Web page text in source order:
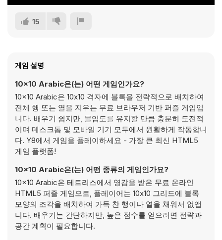
15
게임 설명
10x10 Arabic은(는) 어떤 게임인가요?
10x10 Arabic은 10x10 격자에 블록을 전략적으로 배치하여
전체 행 또는 열을 지우는 무료 브라우저 기반 퍼즐 게임입
니다. 배우기 쉽지만, 몰입도를 유지할 만큼 충분히 도전적
이며 데스크톱 및 모바일 기기 모두에서 원활하게 작동합니
다. Y8에서 게임을 플레이하세요 - 가장 큰 최신 HTML5
게임 플랫폼!
10x10 Arabic은(는) 어떤 종류의 게임인가요?
10x10 Arabic은 테트리스에서 영감을 받은 무료 온라인
HTML5 퍼즐 게임으로, 플레이어는 10x10 그리드에 블록
모양의 조각을 배치하여 가득 찬 행이나 열을 채워서 없앱
니다. 배우기는 간단하지만, 높은 점수를 얻으려면 전략과
공간 계획이 필요합니다.